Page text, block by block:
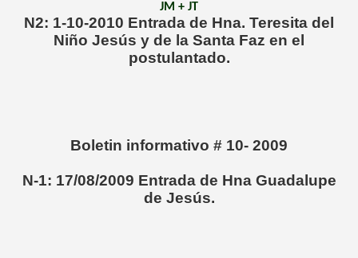
JM + JT
N2: 1-10-2010 Entrada de Hna. Teresita del
Niño Jesús y de la Santa Faz en el
postulantado.
Boletin informativo # 10- 2009
N-1: 17/08/2009 Entrada de Hna Guadalupe
de Jesús.